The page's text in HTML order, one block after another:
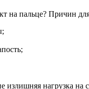
на пальце? Причин
излишняя нагрузка на